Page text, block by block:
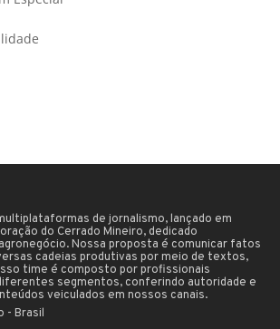
de jornalismo, lançado em
do Cerrado Mineiro, dedicado
Nossa proposta é comunicar fatos
cadeias produtivas por meio de textos,
time é composto por profissionais
segmentos, conferindo autoridade e
veiculados em nossos canais.
- Brasil